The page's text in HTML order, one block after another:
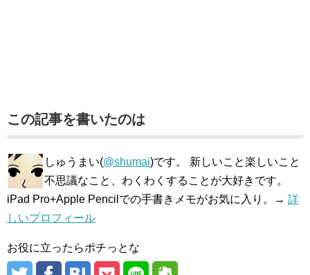
この記事を書いたのは
しゅうまい(@shumai)です。 新しいこと楽しいこと
不思議なこと、わくわくすることが大好きです。
iPad Pro+Apple Pencilでの手書きメモがお気に入り。→ 詳
しいプロフィール
お役に立ったらポチっとな